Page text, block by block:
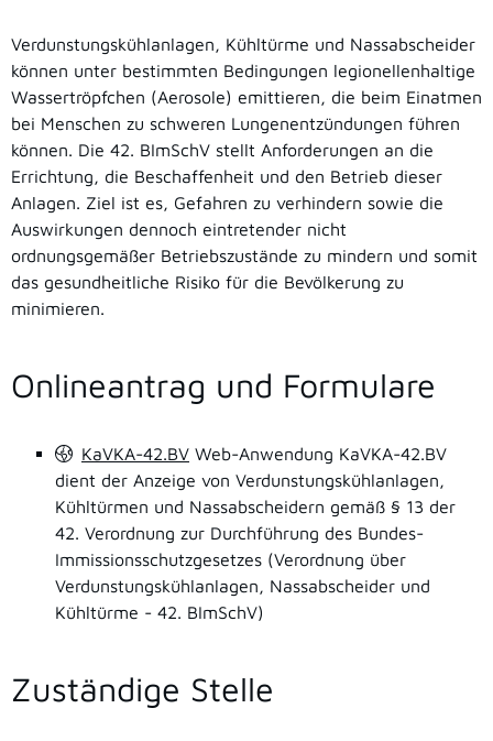
Verdunstungskühlanlagen, Kühltürme und Nassabscheider
können unter bestimmten Bedingungen legionellenhaltige
Wassertröpfchen (Aerosole) emittieren, die beim Einatmen
bei Menschen zu schweren Lungenentzündungen führen
können. Die 42. BImSchV stellt Anforderungen an die
Errichtung, die Beschaffenheit und den Betrieb dieser
Anlagen. Ziel ist es, Gefahren zu verhindern sowie die
Auswirkungen dennoch eintretender nicht
ordnungsgemäßer Betriebszustände zu mindern und somit
das gesundheitliche Risiko für die Bevölkerung zu
minimieren.
Onlineantrag und Formulare
KaVKA-42.BV Web-Anwendung KaVKA-42.BV
dient der Anzeige von Verdunstungskühlanlagen,
Kühltürmen und Nassabscheidern gemäß § 13 der
42. Verordnung zur Durchführung des Bundes-
Immissionsschutzgesetzes (Verordnung über
Verdunstungskühlanlagen, Nassabscheider und
Kühltürme - 42. BImSchV)
Zuständige Stelle